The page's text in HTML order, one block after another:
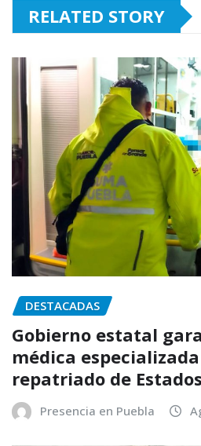
RELATED STORY
DESTACADAS
Gobierno estatal
médica
repatriado de
Presencia en Puebla